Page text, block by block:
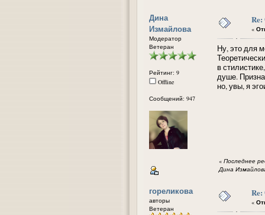
Дина
Измайлова
Модератор
Ветеран
Рейтинг: 9
Offline
Сообщений: 947
«
Ну, это для
в
душе.
но, увы, я
« Последнее
Дина
гореликова
авторы
Ветеран
«